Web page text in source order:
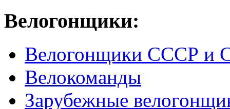
Велогонщики:
Велогонщики СССР и
Велокоманды
Зарубежные